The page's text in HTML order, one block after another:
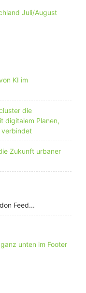
KI im
die
digitalem Planen,
verbindet
Zukunft urbaner
Feed...
unten im Footer